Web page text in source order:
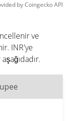
byCoingeckoAPI
ve
INR'ye